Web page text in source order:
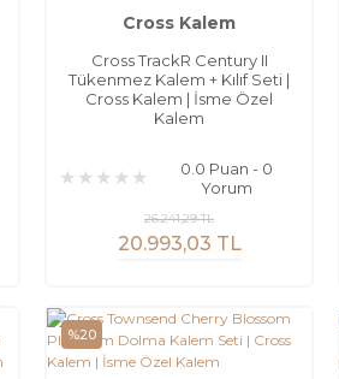
Cross Kalem
Cross TrackR Century II
Tükenmez Kalem + Kılıf Seti |
Cross Kalem | İsme Özel
Kalem
0.0 Puan - 0
Yorum
20.993,03 TL
26.241,29 TL
%20